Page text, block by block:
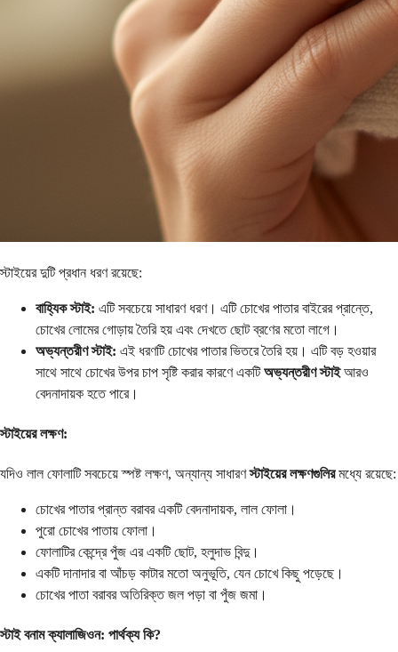
স্টাইয়ের দুটি প্রধান ধরণ রয়েছে:
বাহ্যিক স্টাই: এটি সবচেয়ে সাধারণ ধরণ। এটি চোখের পাতার বাইরের প্রান্তে,
চোখের লোমের গোড়ায় তৈরি হয় এবং দেখতে ছোট ব্রণের মতো লাগে।
অভ্যন্তরীণ স্টাই: এই ধরণটি চোখের পাতার ভিতরে তৈরি হয়। এটি বড় হওয়ার
সাথে সাথে চোখের উপর চাপ সৃষ্টি করার কারণে একটিঅভ্যন্তরীণ স্টাইআরও
বেদনাদায়ক হতে পারে।
স্টাইয়ের লক্ষণ:
যদিও লাল ফোলাটি সবচেয়ে স্পষ্ট লক্ষণ, অন্যান্য সাধারণস্টাইয়ের লক্ষণগুলিরমধ্যে রয়েছে:
চোখের পাতার প্রান্ত বরাবর একটি বেদনাদায়ক, লাল ফোলা।
পুরো চোখের পাতায় ফোলা।
ফোলাটির কেন্দ্রে পুঁজ এর একটি ছোট, হলুদাভ বিন্দু।
একটি দানাদার বা আঁচড় কাটার মতো অনুভূতি, যেন চোখে কিছু পড়েছে।
চোখের পাতা বরাবর অতিরিক্ত জল পড়া বা পুঁজ জমা।
স্টাই বনাম ক্যালাজিওন: পার্থক্য কি?